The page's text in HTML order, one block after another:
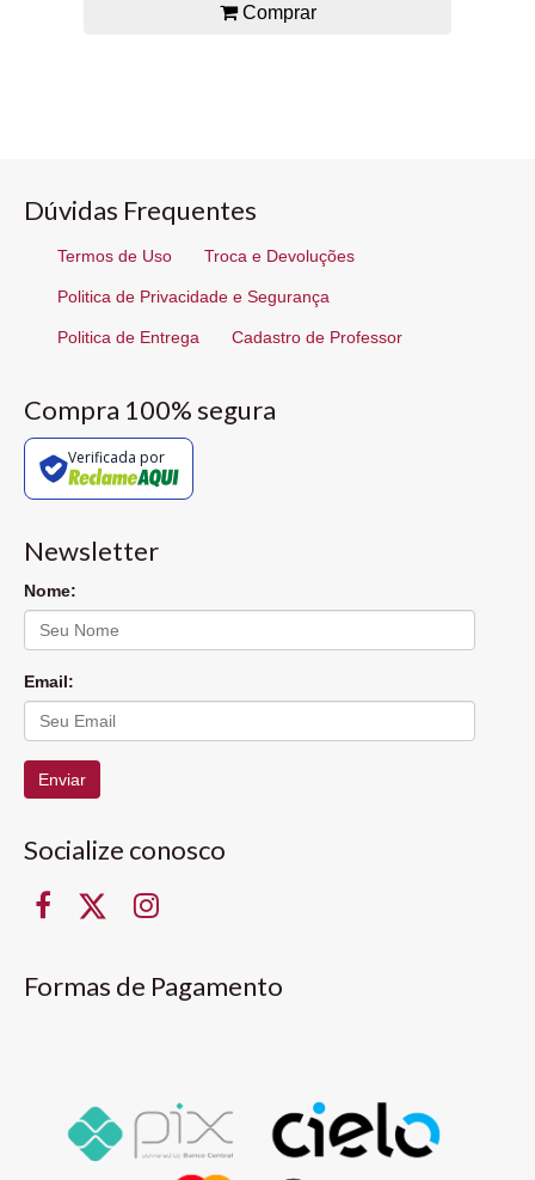
Comprar
Dúvidas Frequentes
Termos de Uso Troca e Devoluções
Politica de Privacidade e Segurança
Politica de Entrega Cadastro de Professor
Compra 100% segura
Verificada por
Newsletter
Nome:
Email:
Enviar
Socialize conosco
Formas de Pagamento